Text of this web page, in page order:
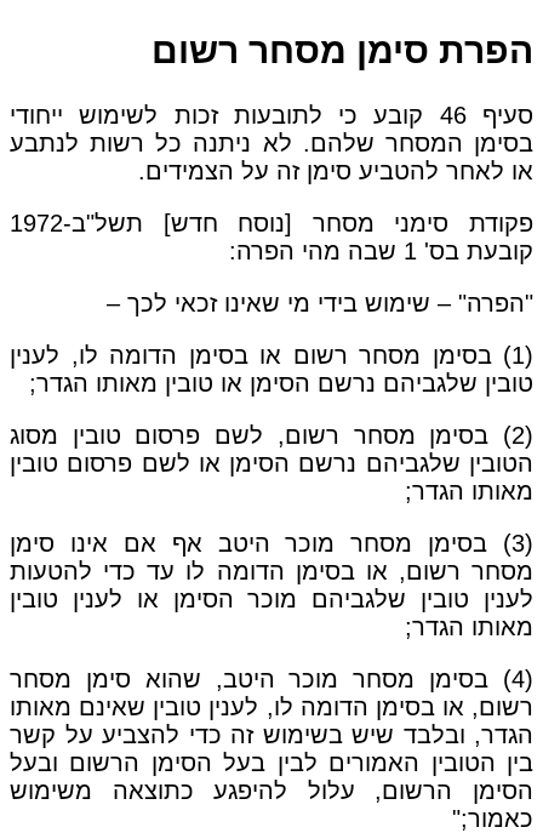
הפרת סימן מסחר רשום
סעיף 46 קובע כי לתובעות זכות לשימוש ייחודי
בסימן המסחר שלהם. לא ניתנה כל רשות לנתבע
או לאחר להטביע סימן זה על הצמידים.
פקודת סימני מסחר [נוסח חדש] תשל"ב-1972
קובעת בס' 1 שבה מהי הפרה:
"הפרה" – שימוש בידי מי שאינו זכאי לכך –
(1) בסימן מסחר רשום או בסימן הדומה לו, לענין
טובין שלגביהם נרשם הסימן או טובין מאותו הגדר;
(2) בסימן מסחר רשום, לשם פרסום טובין מסוג
הטובין שלגביהם נרשם הסימן או לשם פרסום טובין
מאותו הגדר;
(3) בסימן מסחר מוכר היטב אף אם אינו סימן
מסחר רשום, או בסימן הדומה לו עד כדי להטעות
לענין טובין שלגביהם מוכר הסימן או לענין טובין
מאותו הגדר;
(4) בסימן מסחר מוכר היטב, שהוא סימן מסחר
רשום, או בסימן הדומה לו, לענין טובין שאינם מאותו
הגדר, ובלבד שיש בשימוש זה כדי להצביע על קשר
בין הטובין האמורים לבין בעל הסימן הרשום ובעל
הסימן הרשום, עלול להיפגע כתוצאה משימוש
כאמור;"